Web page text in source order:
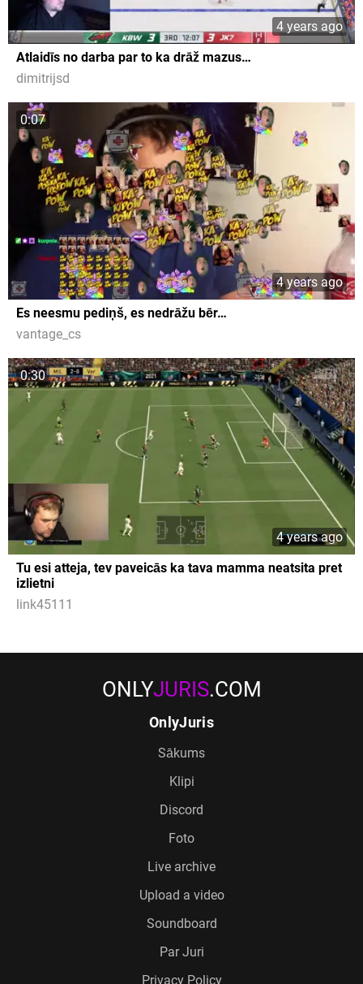
4 years ago
Atlaidīs no darba par to ka drāž mazus…
dimitrijsd
0:07
4 years ago
Es neesmu pediņš, es nedrāžu bēr…
vantage_cs
0:30
4 years ago
Tu esi atteja, tev paveicās ka tava mamma neatsita pret
izlietni
link45111
ONLYJURIS.COM
OnlyJuris
Sākums
Klipi
Discord
Foto
Live archive
Upload a video
Soundboard
Par Juri
Privacy Policy